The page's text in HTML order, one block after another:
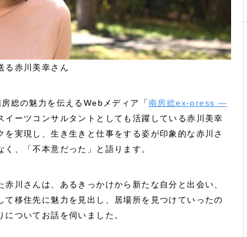
る赤川美幸さん
総の魅力を伝えるWebメディア「南房総ex-press —
イーツコンサルタントとしても活躍している赤川美幸
実現し、生き生きと仕事をする姿が印象的な赤川さ
、「不本意だった」と語ります。
川さんは、あるきっかけから新たな自分と出会い、
移住先に魅力を見出し、居場所を見つけていったの
ついてお話を伺いました。